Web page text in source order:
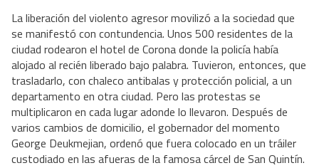
La liberación del violento agresor movilizó a la sociedad que
se manifestó con contundencia. Unos 500 residentes de la
ciudad rodearon el hotel de Corona donde la policía había
alojado al recién liberado bajo palabra. Tuvieron, entonces, que
trasladarlo, con chaleco antibalas y protección policial, a un
departamento en otra ciudad. Pero las protestas se
multiplicaron en cada lugar adonde lo llevaron. Después de
varios cambios de domicilio, el gobernador del momento
George Deukmejian, ordenó que fuera colocado en un tráiler
custodiado en las afueras de la famosa cárcel de San Quintín.